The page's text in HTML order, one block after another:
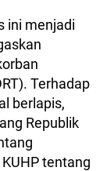
ini menjadi
Terhadap
berlapis,
Republik
tentang